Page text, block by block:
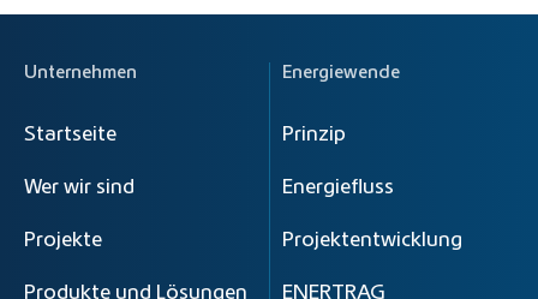
Unternehmen
Startseite
Wer wir sind
Projekte
Produkte und Lösungen
Energiewende
Prinzip
Energiefluss
Projektentwicklung
ENERTRAG